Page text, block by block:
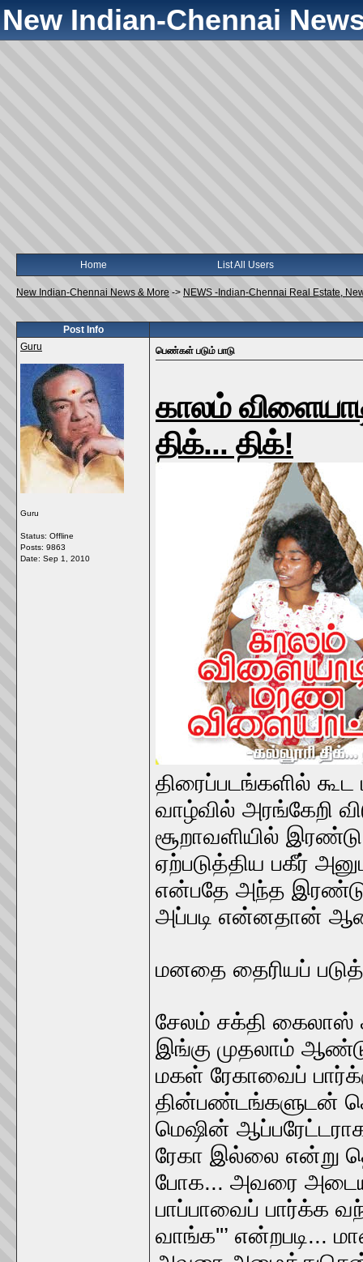
New Indian-Chennai
Home List All Users
New Indian-Chennai News & More -> NEWS -Indian-Chennai Real Estate,
Post Info
Guru
Guru
Status: Offline
Posts: 9863
Date: Sep 1, 2010
பெண்கள் படும் பாடு
காலம்
திக்... திக்!
திரைப்படங்களில்
வாழ்வில் அரங்கேறி
சூறாவளியில்
ஏற்படுத்திய பகீர்
என்பதே அந்த
அப்படி என்னதான்
மனதை தைரியப்
சேலம் சக்தி கைலாஸ்
இங்கு முதலாம்
மகள் ரேகாவைப்
தின்பண்டங்களுடன்
மெஷின்
ரேகா இல்லை என்று
போக... அவரை
பாப்பாவைப் பார்க்க
வாங்க''’ என்றபடி...